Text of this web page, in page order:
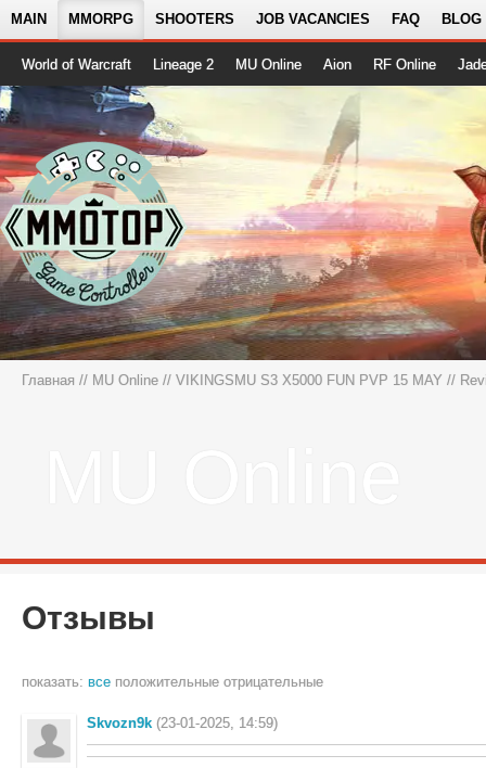
MAIN MMORPG SHOOTERS JOB VACANCIES FAQ BLOG
World of Warcraft Lineage 2 MU Online Aion RF Online
Главная // MU Online // VIKINGSMU S3 X5000 FUN PVP 15 MAY //
Отзывы
показать: все положительные отрицательные
Skvozn9k (23-01-2025, 14:59)